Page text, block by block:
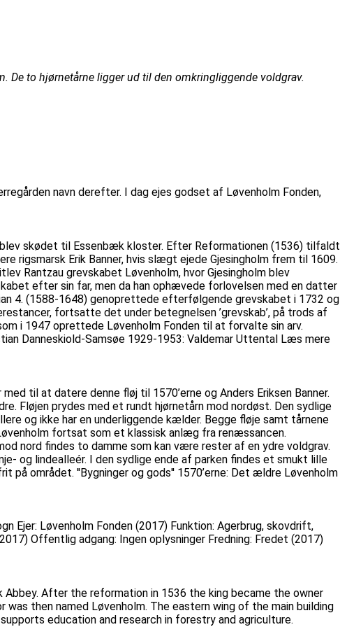
De to hjørnetårne ligger ud til den omkringliggende voldgrav.
navn derefter. I dag ejes godset af Løvenholm Fonden,
blev skødet til Essenbæk kloster. Efter Reformationen (1536) tilfaldt
rigsmarsk Erik Banner, hvis slægt ejede Gjesingholm frem til 1609.
Rantzau grevskabet Løvenholm, hvor Gjesingholm blev
efter sin far, men da han ophævede forlovelsen med en datter
4. (1588-1648) genoprettede efterfølgende grevskabet i 1732 og
fortsatte det under betegnelsen ’grevskab’, på trods af
i 1947 oprettede Løvenholm Fonden til at forvalte sin arv.
Danneskiold-Samsøe 1929-1953: Valdemar Uttental Læs mere
til at datere denne fløj til 1570’erne og Anders Eriksen Banner.
Fløjen prydes med et rundt hjørnetårn mod nordøst. Den sydlige
og ikke har en underliggende kælder. Begge fløje samt tårnene
fortsat som et klassisk anlæg fra renæssancen.
nord findes to damme som kan være rester af en ydre voldgrav.
og lindealleér. I den sydlige ende af parken findes et smukt lille
på området. ''Bygninger og gods'' 1570’erne: Det ældre Løvenholm
Ejer: Løvenholm Fonden (2017) Funktion: Agerbrug, skovdrift,
Offentlig adgang: Ingen oplysninger Fredning: Fredet (2017)
Abbey. After the reformation in 1536 the king became the owner
then named Løvenholm. The eastern wing of the main building
education and research in forestry and agriculture.